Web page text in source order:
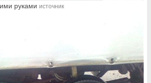
руками источник